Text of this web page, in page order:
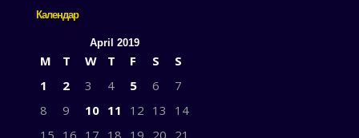
Календар
April 2019
M T W T F S
S
1
2 3 4 5 6
7
8
9 10 11 12 13
14
15 16 17 18 19 20 21